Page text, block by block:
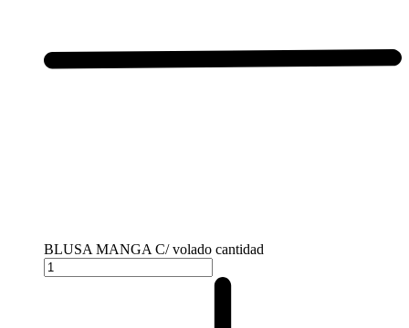
BLUSA MANGA C/ volado cantidad